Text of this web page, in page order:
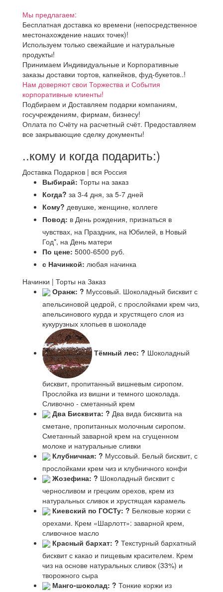
Мы предлагаем:
Бесплатная доставка ко времени (непосредственное
местонахождение наших точек)!
Используем только свежайшие и натуральные
продукты!
Принимаем Индивидуальные и Корпоративные
заказы доставки тортов, капкейков, фуд-букетов..!
Нам доверяют свои Торжества и События
корпоративные клиенты!
Подбираем и Доставляем подарки компаниям,
госучреждениям, фирмам, бизнесу!
Оплата по Счёту на расчетный счёт. Предоставляем
все закрывающие сделку документы!
..кому и когда подарить:)
Доставка Подарков | вся Россия
Выбирай: Торты на заказ
Когда? за 3-4 дня, за 5-7 дней
Кому? девушке, женщине, коллеге
Повод: в День рождения, признаться в
чувствах, на Праздник, на Юбилей, в Новый
Год*, на День матери
По цене: 5000-6500 руб.
с Начинкой: любая начинка
Начинки | Торты на Заказ
Оранж: ? Муссовый. Шоколадный бисквит с
апельсиновой цедрой, с прослойками крем чиз,
апельсинового курда и хрустящего слоя из
кукурузных хлопьев в шоколаде
Тёмный лес: ? Шоколадный
бисквит, пропитанный вишневым сиропом.
Прослойка из вишни и темного шоколада.
Сливочно - сметанный крем
Два Бисквита: ? Два вида бисквита на
сметане, пропитанных молочным сиропом.
Сметанный заварной крем на сгущенном
молоке и натуральные сливки
Клубничная: ? Муссовый. Белый бисквит, с
прослойками крем чиз и клубничного конфи
Жозефина: ? Шоколадный бисквит с
черносливом и грецким орехов, крем из
натуральных сливок и хрустящая карамель
Киевский по ГОСТу: ? Белковые коржи с
орехами. Крем «Шарлотт»: заварной крем,
сливочное масло
Красный бархат: ? Текстурный бархатный
бисквит с какао и пищевым красителем. Крем
чиз на основе натуральных сливок (33%) и
творожного сыра
Манго-шоколад: ? Тонкие коржи из